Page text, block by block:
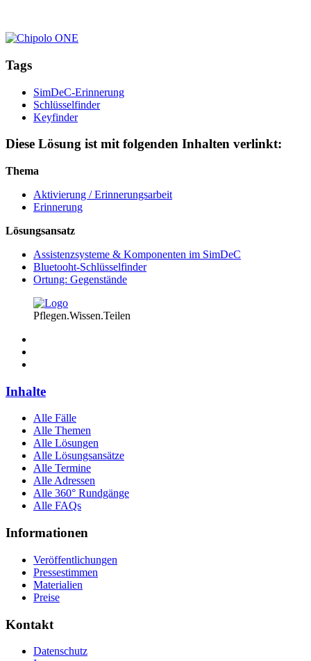
Tags
SimDeC-Erinnerung
Schlüsselfinder
Keyfinder
Diese Lösung ist mit folgenden Inhalten verlinkt:
Thema
Aktivierung / Erinnerungsarbeit
Erinnerung
Lösungsansatz
Assistenzsysteme & Komponenten im SimDeC
Bluetooht-Schlüsselfinder
Ortung: Gegenstände
Pflegen.Wissen.Teilen
Inhalte
Alle Fälle
Alle Themen
Alle Lösungen
Alle Lösungsansätze
Alle Termine
Alle Adressen
Alle 360° Rundgänge
Alle FAQs
Informationen
Veröffentlichungen
Pressestimmen
Materialien
Preise
Kontakt
Datenschutz